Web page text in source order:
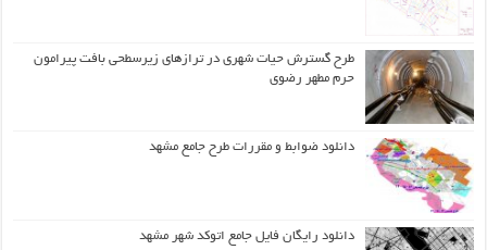
طرح گسترش حیات شهري در ترازهاي زیرسطحی بافت پیرامون
حرم مطهر رضوي
دانلود ضوابط و مقررات طرح جامع مشهد
دانلود رایگان فایل جامع اتوکد شهر مشهد